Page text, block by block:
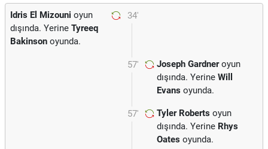
34'
Idris El Mizouni oyun
dışında. Yerine Tyreeq
Bakinson oyunda.
57' Joseph Gardneroyun
dışında. Yerine Will
Evans oyunda.
57' Tyler Roberts oyun
dışında. Yerine Rhys
Oates oyunda.